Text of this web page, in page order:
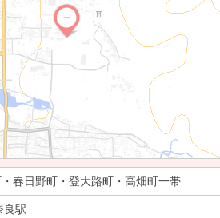
春日野町・登大路町・高畑町一帯
良駅